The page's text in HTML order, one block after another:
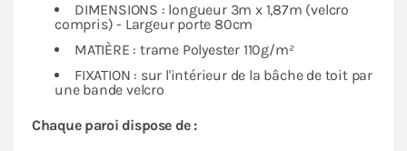
DIMENSIONS : longueur 3m x 1,87m (velcro
compris) - Largeur porte 80cm
MATIÈRE : trame Polyester 110g/m²
FIXATION : sur l'intérieur de la bâche de toit par
une bande velcro
Chaque paroi dispose de :